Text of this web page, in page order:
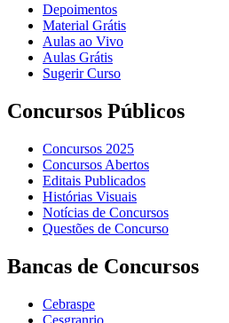
Depoimentos
Material Grátis
Aulas ao Vivo
Aulas Grátis
Sugerir Curso
Concursos Públicos
Concursos 2025
Concursos Abertos
Editais Publicados
Histórias Visuais
Notícias de Concursos
Questões de Concurso
Bancas de Concursos
Cebraspe
Cesgranrio